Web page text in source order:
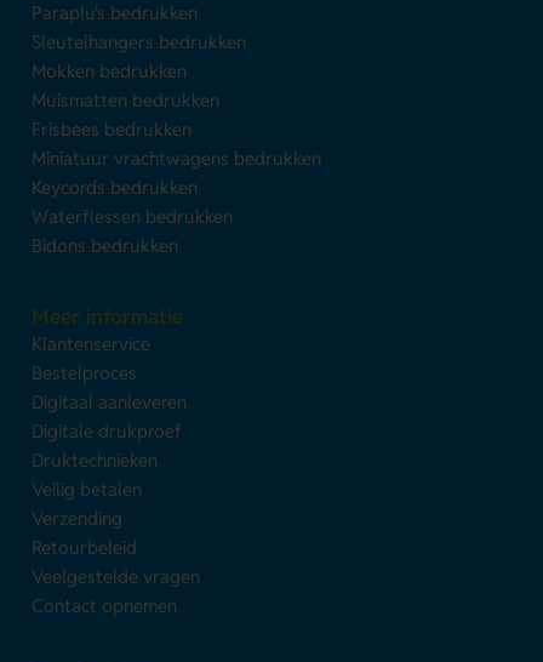
Paraplu's bedrukken
Sleutelhangers bedrukken
Mokken bedrukken
Muismatten bedrukken
Frisbees bedrukken
Miniatuur vrachtwagens bedrukken
Keycords bedrukken
Waterflessen bedrukken
Bidons bedrukken
Meer informatie
Klantenservice
Bestelproces
Digitaal aanleveren
Digitale drukproef
Druktechnieken
Veilig betalen
Verzending
Retourbeleid
Veelgestelde vragen
Contact opnemen